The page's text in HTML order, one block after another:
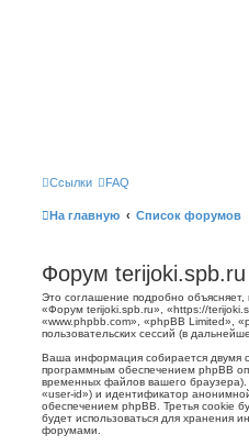
Ссылки FAQ
На главную Список форумов
Форум
Это соглашение подробно
«Форум terijoki.spb.ru», «https://
«www.phpbb.com», «phpBB Limited»,
пользовательских сессий (в
Ваша информация собирается двумя
программным обеспечением phpBB
временных файлов вашего
«user-id») и идентификатор
обеспечением phpBB. Третья cookie
будет использоваться для хранения
форумами.